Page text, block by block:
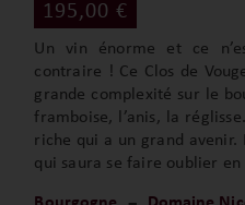
195,00 €
Un vin énorme et ce
contraire ! Ce Clos de
grande complexité sur le
framboise, l’anis, la
riche qui a un grand avenir.
qui saura se faire oublier en